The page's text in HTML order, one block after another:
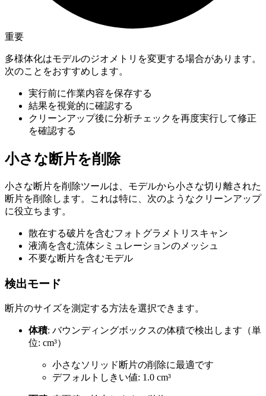
重要
多様体化はモデルのジオメトリを変更する場合があります。
次のことをおすすめします。
実行前に作業内容を保存する
結果を視覚的に確認する
クリーンアップ後に分析チェックを再度実行して修正
を確認する
小さな断片を削除
小さな断片を削除ツールは、モデルから小さな切り離された
断片を削除します。これは特に、次のようなクリーンアップ
に役立ちます。
散在する破片を含むフォトグラメトリスキャン
液滴を含む流体シミュレーションのメッシュ
不要な断片を含むモデル
検出モード
断片のサイズを測定する方法を選択できます。
体積: バウンディングボックスの体積で検出します（単
位: cm³）
小さなソリッド断片の削除に最適です
デフォルトしきい値: 1.0 cm³